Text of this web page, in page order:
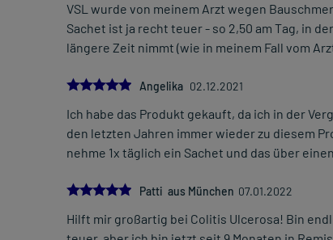
VSL wurde von meinem Arzt wegen
Sachet ist ja recht teuer - so 2,50 am Tag, in
längere Zeit nimmt (wie in meinem Fall vom
5.0
Angelika 02.12.2021
Ich habe das Produkt gekauft, da ich in der
den letzten Jahren immer wieder zu diesem
nehme 1x täglich ein Sachet und das über
5.0
Patti aus München 07.01.2022
Hilft mir großartig bei Colitis Ulcerosa! Bin